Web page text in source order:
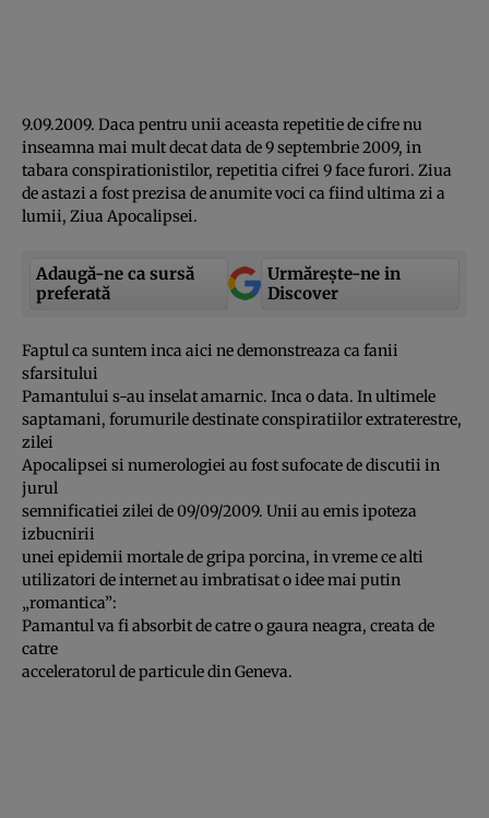
9.09.2009. Daca pentru unii aceasta repetitie de cifre nu
inseamna mai mult decat data de 9 septembrie 2009, in
tabara conspirationistilor, repetitia cifrei 9 face furori. Ziua
de astazi a fost prezisa de anumite voci ca fiind ultima zi a
lumii, Ziua Apocalipsei.
Adaugă-ne ca sursă
preferată
Urmărește-ne in
Discover
Faptul ca suntem inca aici ne demonstreaza ca fanii
sfarsitului
Pamantului s-au inselat amarnic. Inca o data. In ultimele
saptamani, forumurile destinate conspiratiilor extraterestre,
zilei
Apocalipsei si numerologiei au fost sufocate de discutii in
jurul
semnificatiei zilei de 09/09/2009. Unii au emis ipoteza
izbucnirii
unei epidemii mortale de gripa porcina, in vreme ce alti
utilizatori de internet au imbratisat o idee mai putin
„romantica”:
Pamantul va fi absorbit de catre o gaura neagra, creata de
catre
acceleratorul de particule din Geneva.